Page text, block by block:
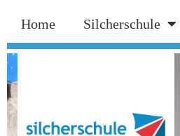
Home Silcherschule